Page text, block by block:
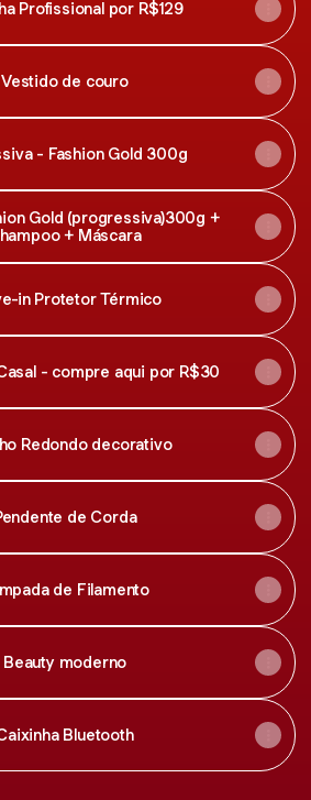
Profissional por R$129
Vestido de couro
- Fashion Gold 300g
+ Máscara
in Protetor Térmico
- compre aqui por R$30
Redondo decorativo
de Corda
de Filamento
Beauty moderno
Bluetooth